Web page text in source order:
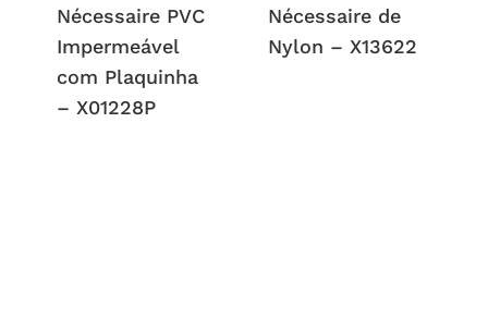
Nécessaire PVC
Impermeável
com Plaquinha
– X01228P
Nécessaire de
Nylon – X13622